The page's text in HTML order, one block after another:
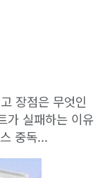
장점은 무엇인
가 실패하는 이유
중독...